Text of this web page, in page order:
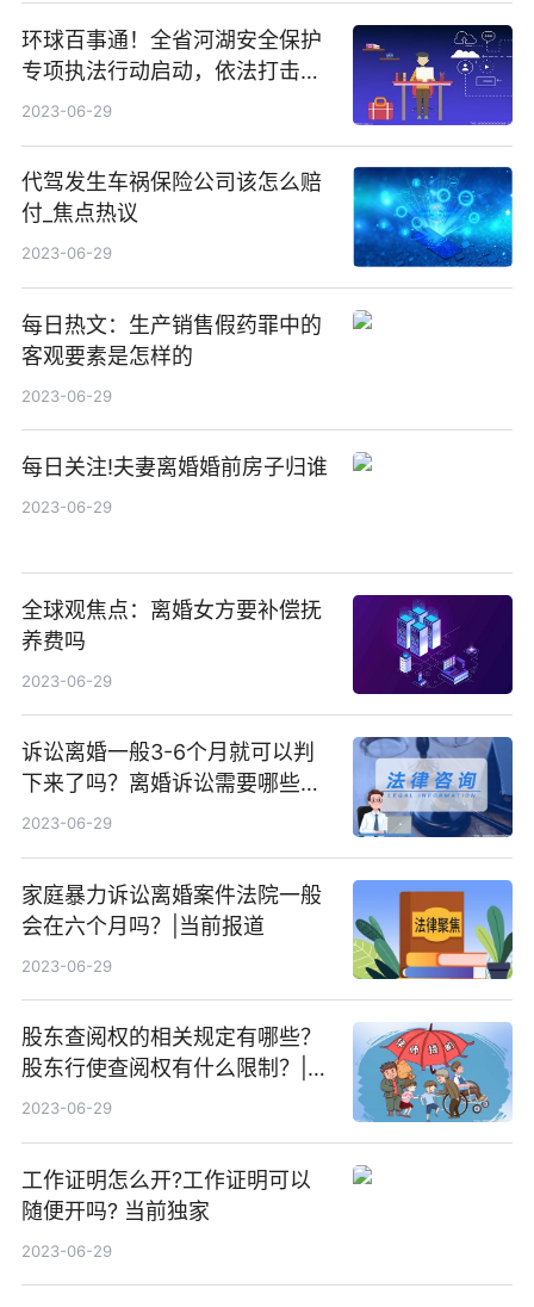
环球百事通！全省河湖安全保护
专项执法行动启动，依法打击侵
占河湖、妨碍行洪安全等违法犯
2023-06-29
代驾发生车祸保险公司该怎么赔
付_焦点热议
2023-06-29
每日热文：生产销售假药罪中的
客观要素是怎样的
2023-06-29
每日关注!夫妻离婚婚前房子归谁
2023-06-29
全球观焦点：离婚女方要补偿抚
养费吗
2023-06-29
诉讼离婚一般3-6个月就可以判
下来了吗？离婚诉讼需要哪些材
料？ 当前简讯
2023-06-29
家庭暴力诉讼离婚案件法院一般
会在六个月吗？|当前报道
2023-06-29
股东查阅权的相关规定有哪些？
股东行使查阅权有什么限制？|资
讯
2023-06-29
工作证明怎么开?工作证明可以
随便开吗? 当前独家
2023-06-29